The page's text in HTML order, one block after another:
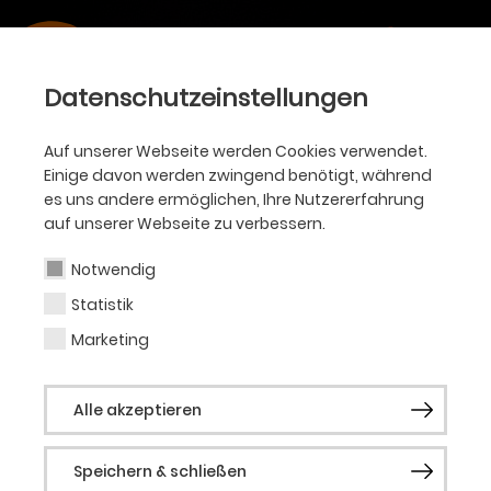
Datenschutzeinstellungen
Auf unserer Webseite werden Cookies verwendet.
Einige davon werden zwingend benötigt, während
es uns andere ermöglichen, Ihre Nutzererfahrung
auf unserer Webseite zu verbessern.
Notwendig
Statistik
Marketing
Alle akzeptieren
Speichern & schließen